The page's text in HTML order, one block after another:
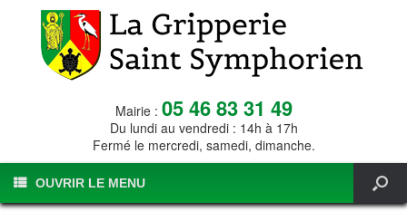
Mairie : 05 46 83 31 49
Du lundi au vendredi : 14h à 17h
Fermé le mercredi, samedi, dimanche.
OUVRIR LE MENU